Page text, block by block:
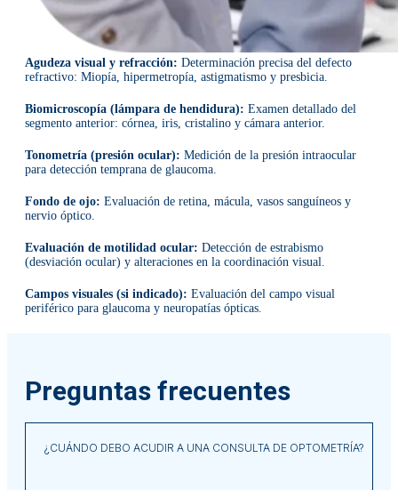
Agudeza visual y refracción: Determinación precisa del defecto
refractivo: Miopía, hipermetropía, astigmatismo y presbicia.
Biomicroscopía (lámpara de hendidura): Examen detallado del
segmento anterior: córnea, iris, cristalino y cámara anterior.
Tonometría (presión ocular): Medición de la presión intraocular
para detección temprana de glaucoma.
Fondo de ojo: Evaluación de retina, mácula, vasos sanguíneos y
nervio óptico.
Evaluación de motilidad ocular: Detección de estrabismo
(desviación ocular) y alteraciones en la coordinación visual.
Campos visuales (si indicado): Evaluación del campo visual
periférico para glaucoma y neuropatías ópticas.
Preguntas frecuentes
¿CUÁNDO DEBO ACUDIR A UNA CONSULTA DE OPTOMETRÍA?